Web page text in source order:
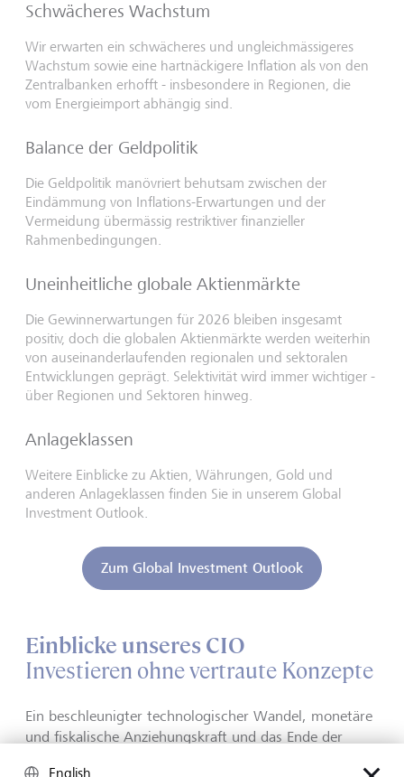
Schwächeres Wachstum
Wir erwarten ein schwächeres und ungleichmässigeres
Wachstum sowie eine hartnäckigere Inflation als von den
Zentralbanken erhofft - insbesondere in Regionen, die
vom Energieimport abhängig sind.
Balance der Geldpolitik
Die Geldpolitik manövriert behutsam zwischen der
Eindämmung von Inflations-Erwartungen und der
Vermeidung übermässig restriktiver finanzieller
Rahmenbedingungen.
Uneinheitliche globale Aktienmärkte
Die Gewinnerwartungen für 2026 bleiben insgesamt
positiv, doch die globalen Aktienmärkte werden weiterhin
von auseinanderlaufenden regionalen und sektoralen
Entwicklungen geprägt. Selektivität wird immer wichtiger -
über Regionen und Sektoren hinweg.
Anlageklassen
Weitere Einblicke zu Aktien, Währungen, Gold und
anderen Anlageklassen finden Sie in unserem Global
Investment Outlook.
Zum Global Investment Outlook
Einblicke unseres CIO
Investieren ohne vertraute Konzepte
Ein beschleunigter technologischer Wandel, monetäre
und fiskalische Anziehungskraft und das Ende der
English